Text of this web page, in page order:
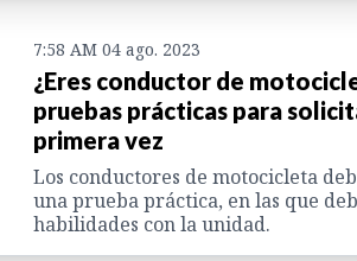
7:58 AM 04 ago. 2023
¿Eres conductor de
pruebas prácticas para
primera vez
Los conductores de motocicleta
una prueba práctica, en las que
habilidades con la unidad.